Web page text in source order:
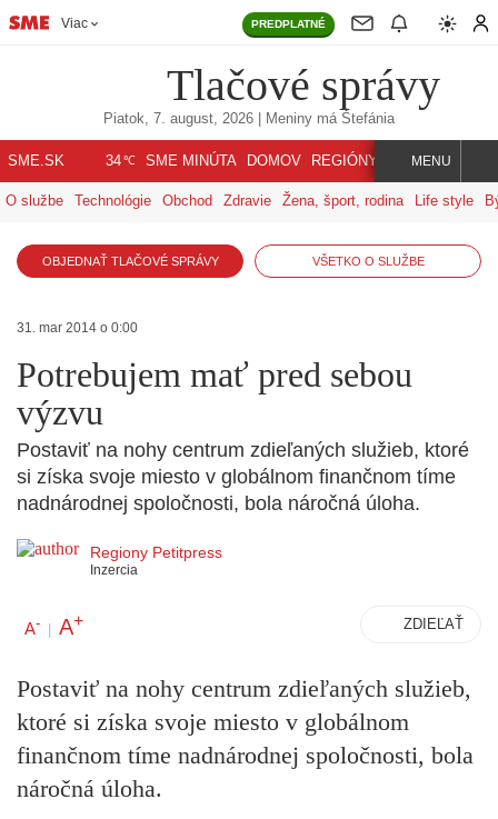
Viac PREDPLATNÉ
Tlačové správy
Piatok, 7. august, 2026 | Meniny má Štefánia
SME.SK 34℃ SME MINÚTA DOMOV REGIÓNY INDEX SVET
MENU
O službe Technológie Obchod Zdravie Žena, šport, rodina Life style
OBJEDNAŤ TLAČOVÉ SPRÁVY VŠETKO O SLUŽBE
31. mar 2014 o 0:00
Potrebujem mať pred sebou
výzvu
Postaviť na nohy centrum zdieľaných služieb, ktoré
si získa svoje miesto v globálnom finančnom tíme
nadnárodnej spoločnosti, bola náročná úloha.
Regiony Petitpress
Inzercia
A- | A+ ZDIEĽAŤ
Postaviť na nohy centrum zdieľaných služieb,
ktoré si získa svoje miesto v globálnom
finančnom tíme nadnárodnej spoločnosti, bola
náročná úloha.